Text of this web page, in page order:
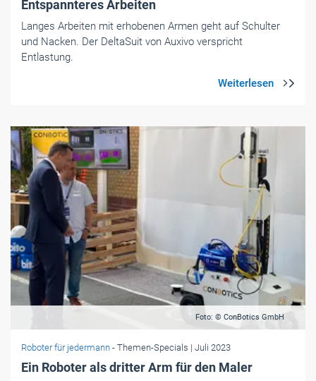
Entspannteres Arbeiten
Langes Arbeiten mit erhobenen Armen geht auf Schulter
und Nacken. Der DeltaSuit von Auxivo verspricht
Entlastung.
Foto: © ConBotics GmbH
Roboter für jedermann - Themen-Specials | Juli 2023
Ein Roboter als dritter Arm für den Maler